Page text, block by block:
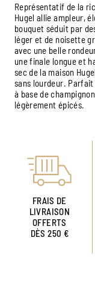
Représentatif de la
Hugel allie ampleur,
bouquet séduit par
léger et de noisette
avec une belle
une finale longue et
sec de la maison
sans lourdeur. Parfait
à base de
légèrement épicés.
FRAIS DE
LIVRAISON
OFFERTS
DÈS 250 €